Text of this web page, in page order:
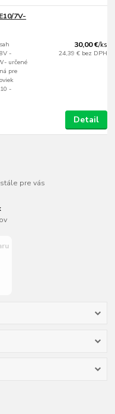
7V-
-
určené
pre
-
30,00 €/ks
24,39 € bez DPH
Detail
pre vás